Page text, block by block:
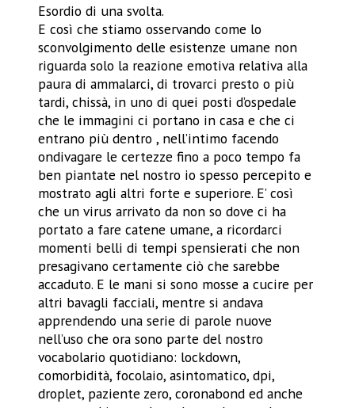
Esordio di una svolta.
E così che stiamo osservando come lo
sconvolgimento delle esistenze umane non
riguarda solo la reazione emotiva relativa alla
paura di ammalarci, di trovarci presto o più
tardi, chissà, in uno di quei posti d’ospedale
che le immagini ci portano in casa e che ci
entrano più dentro , nell’intimo facendo
ondivagare le certezze fino a poco tempo fa
ben piantate nel nostro io spesso percepito e
mostrato agli altri forte e superiore. E’ così
che un virus arrivato da non so dove ci ha
portato a fare catene umane, a ricordarci
momenti belli di tempi spensierati che non
presagivano certamente ciò che sarebbe
accaduto. E le mani si sono mosse a cucire per
altri bavagli facciali, mentre si andava
apprendendo una serie di parole nuove
nell’uso che ora sono parte del nostro
vocabolario quotidiano: lockdown,
comorbidità, focolaio, asintomatico, dpi,
droplet, paziente zero, coronabond ed anche